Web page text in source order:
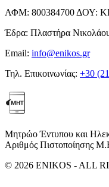
ΑΦΜ: 800384700 ΔΟΥ:
Έδρα: Πλαστήρα
Email: info@enikos.gr
Τηλ. Επικοινωνίας: +30
Μητρώο Έντυπου και
Αριθμός Πιστοποίησης
© 2026 ENIKOS - ALL